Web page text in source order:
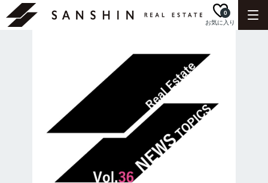
お気に入り
0